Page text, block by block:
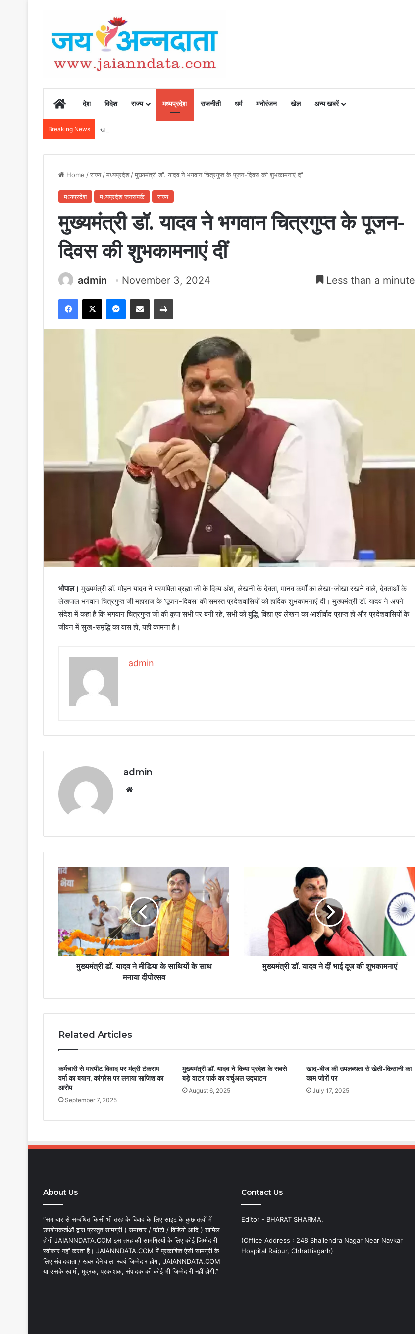
Homeदेश विदेश राज्य मध्यप्रदेश राजनीती धर्म मनोरंजन खेल अन्य खबरें
Breaking News खाद, बीज और उर्वरकों की समय पर उपलब्धता से किसानों में उत्साह, नैनो डीएपी और नैनो यूरिया बने किसानों के भरोसेमंद कृषि साथी…..
Home /राज्य/मध्यप्रदेश/मुख्यमंत्री डॉ. यादव ने भगवान चित्रगुप्त के पूजन-दिवस की शुभकामनाएं दीं
मध्यप्रदेश मध्यप्रदेश जनसंपर्क राज्य
मुख्यमंत्री डॉ. यादव ने भगवान चित्रगुप्त के पूजन-
दिवस की शुभकामनाएं दीं
admin November 3, 2024 Less than a minute
Facebook
X Messenger
Share via Email Print
भोपाल। मुख्यमंत्री डॉ. मोहन यादव ने परमपिता ब्रह्मा जी के दिव्य अंश, लेखनी के देवता, मानव कर्मों का लेखा-जोखा रखने वाले, देवताओं के
लेखपाल भगवान चित्रगुप्त जी महाराज के ‘पूजन-दिवस’ की समस्त प्रदेशवासियों को हार्दिक शुभकामनाएं दी। मुख्यमंत्री डॉ. यादव ने अपने
संदेश में कहा है कि भगवान चित्रगुप्त जी की कृपा सभी पर बनी रहे, सभी को बुद्धि, विद्या एवं लेखन का आशीर्वाद प्राप्त हो और प्रदेशवासियों के
जीवन में सुख-समृद्धि का वास हो, यही कामना है।
admin
admin
मुख्यमंत्री डॉ. यादव ने मीडिया के साथियों के साथ
मनाया दीपोत्सव
मुख्यमंत्री डॉ. यादव ने दीं भाई दूज की शुभकामनाएं
Related Articles
कर्मचारी से मारपीट विवाद पर मंत्री टंकराम
वर्मा का बयान, कांग्रेस पर लगाया साजिश का
आरोप
September 7, 2025
मुख्यमंत्री डॉ. यादव ने किया प्रदेश के सबसे
बड़े वाटर पार्क का वर्चुअल उद्घाटन
August 6, 2025
खाद-बीज की उपलब्धता से खेती-किसानी का
काम जोरों पर
July 17, 2025
About Us
“समाचार से सम्बंधित किसी भी तरह के विवाद के लिए साइट के कुछ तत्वों में
उपयोगकर्ताओं द्वारा प्रस्तुत सामग्री ( समाचार / फोटो / विडियो आदि ) शामिल
होगी JAIANNDATA.COM इस तरह की सामग्रियों के लिए कोई जिम्मेदारी
स्वीकार नहीं करता है। JAIANNDATA.COM में प्रकाशित ऐसी सामग्री के
लिए संवाददाता / खबर देने वाला स्वयं जिम्मेदार होगा, JAIANNDATA.COM
या उसके स्वामी, मुद्रक, प्रकाशक, संपादक की कोई भी जिम्मेदारी नहीं होगी.”
Contact Us
Editor - BHARAT SHARMA,
(Office Address : 248 Shailendra Nagar Near Navkar
Hospital Raipur, Chhattisgarh)